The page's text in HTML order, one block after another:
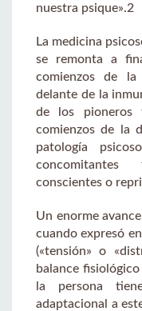
nuestra psique».2
La medicina
se remonta a
comienzos de
delante de la
de los pioneros
comienzos de la
patología
concomitantes
conscientes o
Un enorme
cuando expresó
(«tensión» o
balance
la persona
adaptacional a